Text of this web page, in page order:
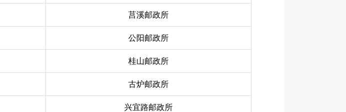
莒溪邮政所
公阳邮政所
桂山邮政所
古炉邮政所
兴宜路邮政所